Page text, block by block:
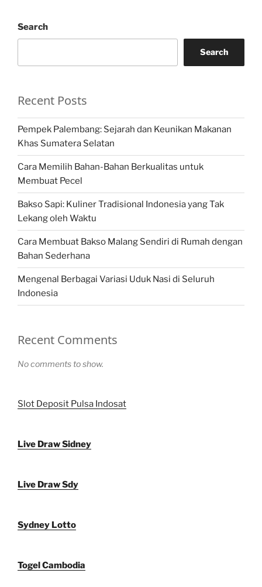
Search
Search
Recent Posts
Pempek Palembang: Sejarah dan Keunikan Makanan
Khas Sumatera Selatan
Cara Memilih Bahan-Bahan Berkualitas untuk
Membuat Pecel
Bakso Sapi: Kuliner Tradisional Indonesia yang Tak
Lekang oleh Waktu
Cara Membuat Bakso Malang Sendiri di Rumah dengan
Bahan Sederhana
Mengenal Berbagai Variasi Uduk Nasi di Seluruh
Indonesia
Recent Comments
No comments to show.
Slot Deposit Pulsa Indosat
Live Draw Sidney
Live Draw Sdy
Sydney Lotto
Togel Cambodia